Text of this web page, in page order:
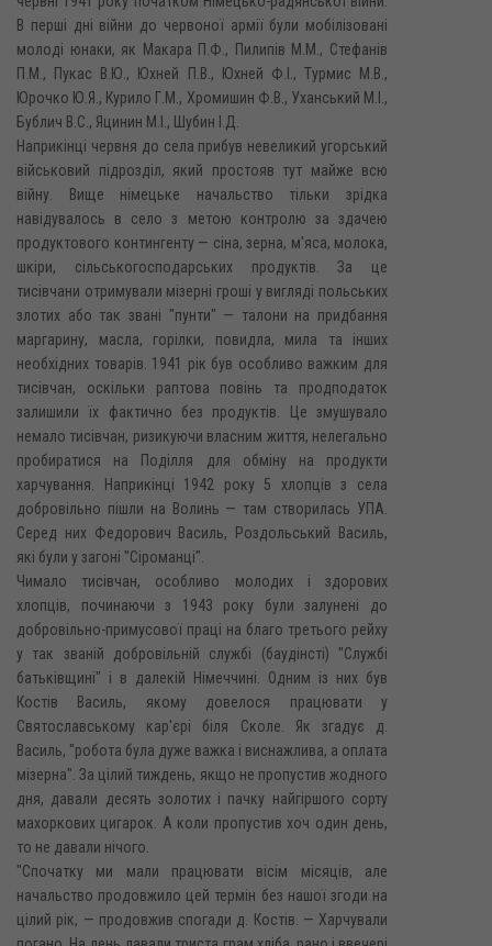
В перші дні війни до червоної армії були мобілізовані
молоді юнаки, як Макара П.Ф., Пилипів М.М., Стефанів
П.М., Пукас В.Ю., Юхней П.В., Юхней Ф.І., Турмис М.В.,
Юрочко Ю.Я., Курило Г.М., Хромишин Ф.В., Уханський М.І.,
Бублич B.C., Яцинин М.І., Шубин І.Д.
Наприкінці червня до села прибув невеликий угорський
військовий підрозділ, який простояв тут майже всю
війну. Вище німецьке начальство тільки зрідка
навідувалось в село з метою контролю за здачею
продуктового контингенту — сіна, зерна, м'яса, молока,
шкіри, сільськогосподарських продуктів. За це
тисівчани отримували мізерні гроші у вигляді польських
злотих або так звані "пунти" — талони на придбання
маргарину, масла, горілки, повидла, мила та інших
необхідних товарів. 1941 рік був особливо важким для
тисівчан, оскільки раптова повінь та продподаток
залишили їх фактично без продуктів. Це змушувало
немало тисівчан, ризикуючи власним життя, нелегально
пробиратися на Поділля для обміну на продукти
харчування. Наприкінці 1942 року 5 хлопців з села
добровільно пішли на Волинь — там створилась УПА.
Серед них Федорович Василь, Роздольський Василь,
які були у загоні "Сіроманці".
Чимало тисівчан, особливо молодих і здорових
хлопців, починаючи з 1943 року були залунені до
добровільно-примусової праці на благо третього рейху
у так званій добровільній службі (баудінсті) "Службі
батьківщині" і в далекій Німеччині. Одним із них був
Костів Василь, якому довелося працювати у
Святославському кар'єрі біля Сколе. Як згадує д.
Василь, "робота була дуже важка і виснажлива, а оплата
мізерна". За цілий тиждень, якщо не пропустив жодного
дня, давали десять золотих і пачку найгіршого сорту
махоркових цигарок. А коли пропустив хоч один день,
то не давали нічого.
"Спочатку ми мали працювати вісім місяців, але
начальство продовжило цей термін без нашої згоди на
цілий рік, — продовжив спогади д. Костів. — Харчували